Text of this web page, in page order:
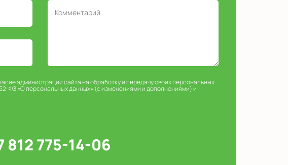
администрации сайта на обработку и передачу своих персональных
ФЗ «О персональных данных» (с изменениями и дополнениями) и
812 775-14-06